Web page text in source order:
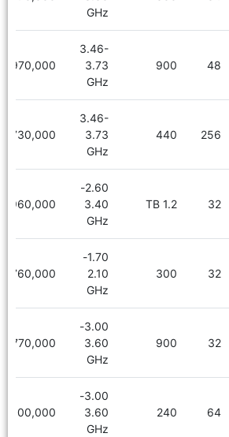
GHz
48
900
3.46-
3.73
GHz
2,970,000
256
440
3.46-
3.73
GHz
5,730,000
32
1.2 TB
2.60-
3.40
GHz
3,960,000
32
300
1.70-
2.10
GHz
2,760,000
32
900
3.00-
3.60
GHz
4,770,000
64
240
3.00-
3.60
GHz
5,100,000